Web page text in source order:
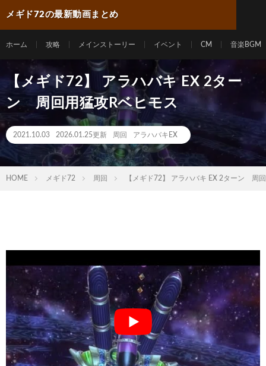
メギド72の最新動画まとめ
ホーム 攻略 メインストーリー イベント CM 音楽BGM
【メギド72】 アラハバキ EX 2ター
ン 周回用猛攻Rベヒモス
2021.10.03 2026.01.25更新 周回 アラハバキEX
HOME メギド72 周回 【メギド72】 アラハバキ EX 2ターン 周